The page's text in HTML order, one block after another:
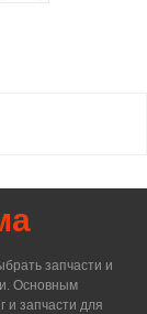
запчасти и
Основным
и запчасти для